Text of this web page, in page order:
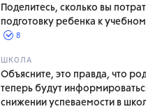
Поделитесь, сколько вы
подготовку ребенка к
8
ШКОЛА
Объясните, это правда, что
теперь будут
снижении успеваемости в